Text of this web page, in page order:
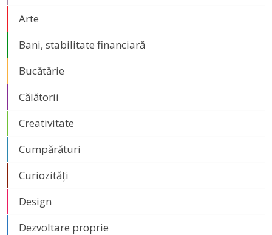
Arte
Bani, stabilitate financiară
Bucătărie
Călătorii
Creativitate
Cumpărături
Curiozități
Design
Dezvoltare proprie